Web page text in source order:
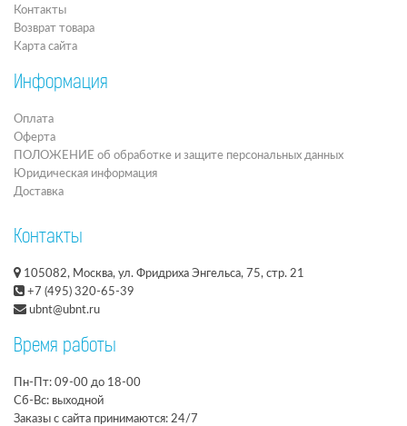
Контакты
Возврат товара
Карта сайта
Информация
Оплата
Оферта
ПОЛОЖЕНИЕ об обработке и защите персональных данных
Юридическая информация
Доставка
Контакты
105082, Москва, ул. Фридриха Энгельса, 75, стр. 21
+7 (495) 320-65-39
ubnt@ubnt.ru
Время работы
Пн-Пт: 09-00 до 18-00
Сб-Вс: выходной
Заказы с сайта принимаются: 24/7